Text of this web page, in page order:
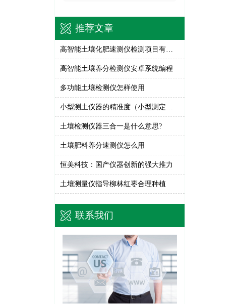
推荐文章
高智能土壤化肥速测仪检测项目有哪些
高智能土壤养分检测仪安卓系统编程
多功能土壤检测仪怎样使用
土壤检测仪器三合一是什么意思?
土壤肥料养分速测仪怎么用
恒美科技：国产仪器创新的强大推力
土壤测量仪指导柳林红枣合理种植
联系我们